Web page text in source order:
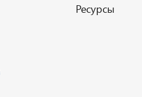
Ресурсы